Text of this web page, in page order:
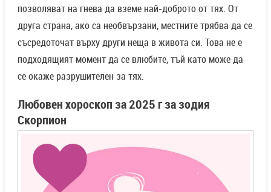
позволяват на гнева да вземе най-доброто от тях. От
друга страна, ако са необвързани, местните трябва да се
съсредоточат върху други неща в живота си. Това не е
подходящият момент да се влюбите, тъй като може да
се окаже разрушителен за тях.
Любовен хороскоп за 2025 г за зодия
Скорпион